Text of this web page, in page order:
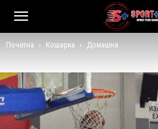
Почетна Кошарка Домашна